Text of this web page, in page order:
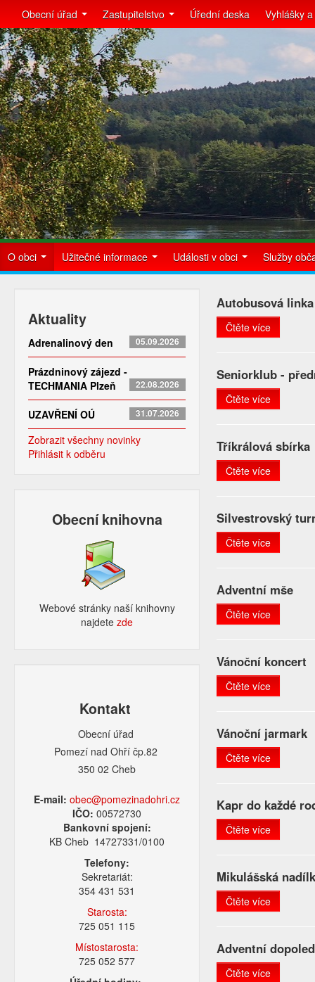
Obecní úřad Zastupitelstvo Úřední deska Vyhlášky
O obci Užitečné informace Události v obci Služby
Aktuality
Adrenalinový den 05.09.2026
Prázdninový zájezd -
TECHMANIA Plzeň
22.08.2026
UZAVŘENÍ OÚ 31.07.2026
Zobrazit všechny novinky
Přihlásit k odběru
Obecní knihovna
Webové stránky naší knihovny
najdetezde​
Kontakt
Obecní úřad
Pomezí nad Ohří čp.82
350 02 Cheb
E-mail: obec@pomezinadohri.cz
IČO:00572730
Bankovní spojení:
KB Cheb 14727331/0100
Telefony:
Sekretariát:
354 431 531
Starosta:
725 051 115
Místostarosta:
725 052 577
Autobusová
Čtěte více
Seniorklub -
Čtěte více
Tříkrálová sbírka
Čtěte více
Silvestrovský
Čtěte více
Adventní mše
Čtěte více
Vánoční koncert
Čtěte více
Vánoční jarmark
Čtěte více
Kapr do každé
Čtěte více
Mikulášská
Čtěte více
Adventní
Čtěte více